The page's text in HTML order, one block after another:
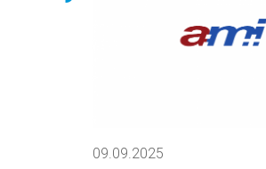
09.09.2025